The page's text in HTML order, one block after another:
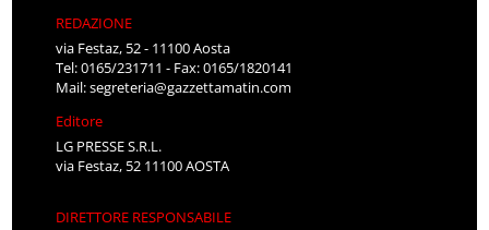
REDAZIONE
via Festaz, 52 - 11100 Aosta
Tel: 0165/231711 - Fax: 0165/1820141
Mail:segreteria@gazzettamatin.com
Editore
LG PRESSE S.R.L.
via Festaz, 52 11100 AOSTA
DIRETTORE RESPONSABILE